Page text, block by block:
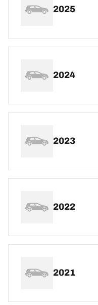
2025
2024
2023
2022
2021